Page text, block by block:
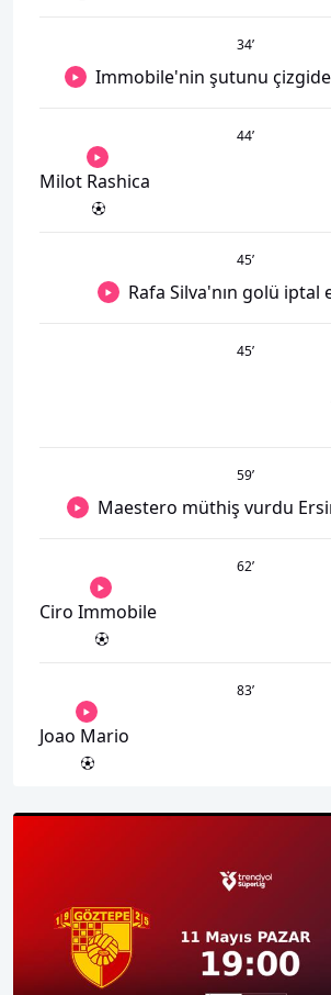
34’
Immobile'nin şutunu
44’
Milot Rashica
45’
Rafa Silva'nın golü iptal
45’
59’
Maestero müthiş vurdu
62’
Ciro Immobile
83’
Joao Mario